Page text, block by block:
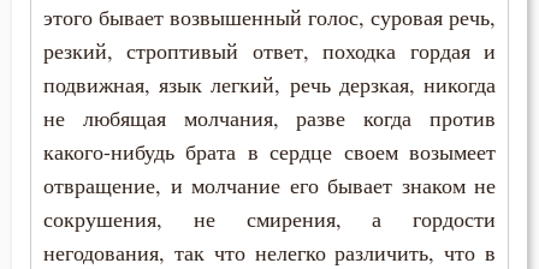
Серафим Саровский
Силуан Афонский
Симеон Благоговейный
Симеон Солунский
этого бывает возвышенный голос, суровая речь,
резкий, строптивый ответ, походка гордая и
подвижная, язык легкий, речь дерзкая, никогда
не любящая молчания, разве когда против
какого-нибудь брата в сердце своем возымеет
отвращение, и молчание его бывает знаком не
сокрушения, не смирения, а гордости
негодования, так что нелегко различить, что в